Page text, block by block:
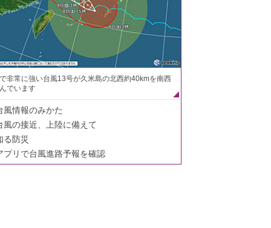
非常に強い台風13号が久米島の北西約40kmを南西
でいます
風情報のみかた
風の接近、上陸に備えて
る防災
プリで台風進路予報を確認